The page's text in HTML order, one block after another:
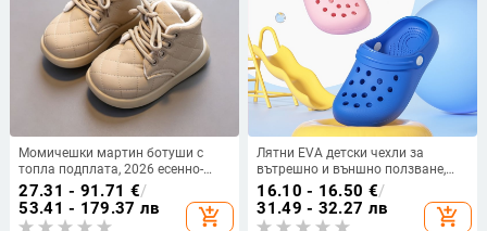
Момичешки мартин ботуши с
топла подплата, 2026 есенно-
зимна колекция, стилни
принцески PU ботуши
27.31 - 91.71 €/
53.41 - 179.37 лв
add_shopping_cart
Лятни EVA детски чехли за
вътрешно и външно ползване,
дупчена повърхност, затворен
нос и мека подметка
16.10 - 16.50 €/
31.49 - 32.27 лв
add_shopping_cart